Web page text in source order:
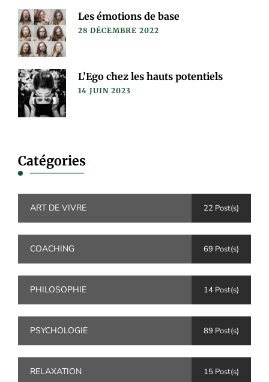
Les émotions de base
28 DÉCEMBRE 2022
L’Ego chez les hauts potentiels
14 JUIN 2023
Catégories
ART DE VIVRE 22 Post(s)
COACHING 69 Post(s)
PHILOSOPHIE 14 Post(s)
PSYCHOLOGIE 89 Post(s)
RELAXATION 15 Post(s)